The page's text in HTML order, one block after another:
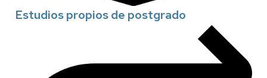
Estudios propios de postgrado